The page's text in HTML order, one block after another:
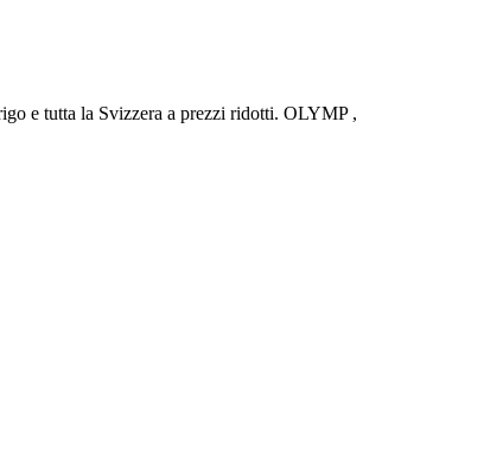
e tutta la Svizzera a prezzi ridotti. OLYMP ,